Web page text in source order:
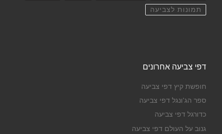
תמונות לצביעה
דפי צביעה אחרונים
חופשת קיץ דפי צביעה
ספר הג'ונגל דפי צביעה
כדורגל דפי צביעה
גנוב על העולם דפי צביעה